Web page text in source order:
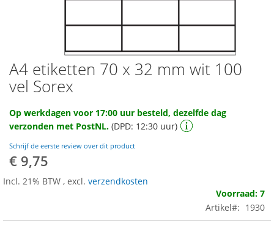
Ga
naar
het
van
de
gallerij
A4 etiketten 70 x 32 mm wit 100
vel Sorex
Op werkdagen voor 17:00 uur besteld, dezelfde dag
verzonden met PostNL. (DPD: 12:30 uur)
Schrijf de eerste review over dit product
€ 9,75
Incl. 21% BTW , excl. verzendkosten
Voorraad: 7
Artikel
1930